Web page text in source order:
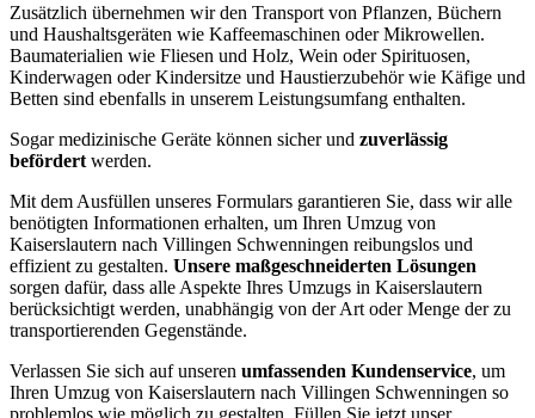
Zusätzlich übernehmen wir den Transport von Pflanzen, Büchern
und Haushaltsgeräten wie Kaffeemaschinen oder Mikrowellen.
Baumaterialien wie Fliesen und Holz, Wein oder Spirituosen,
Kinderwagen oder Kindersitze und Haustierzubehör wie Käfige und
Betten sind ebenfalls in unserem Leistungsumfang enthalten.
Sogar medizinische Geräte können sicher und zuverlässig
befördert werden.
Mit dem Ausfüllen unseres Formulars garantieren Sie, dass wir alle
benötigten Informationen erhalten, um Ihren Umzug von
Kaiserslautern nach Villingen Schwenningen⁠ reibungslos und
effizient zu gestalten. Unsere maßgeschneiderten Lösungen
sorgen dafür, dass alle Aspekte Ihres Umzugs in Kaiserslautern
berücksichtigt werden, unabhängig von der Art oder Menge der zu
transportierenden Gegenstände.
Verlassen Sie sich auf unseren umfassenden Kundenservice, um
Ihren Umzug von Kaiserslautern nach Villingen Schwenningen⁠ so
problemlos wie möglich zu gestalten. Füllen Sie jetzt unser